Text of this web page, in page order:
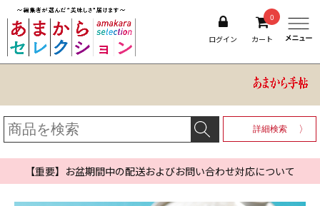
ログイン
0
カート
詳細検索
【重要】お盆期間中の配送およびお問い合わせ対応について